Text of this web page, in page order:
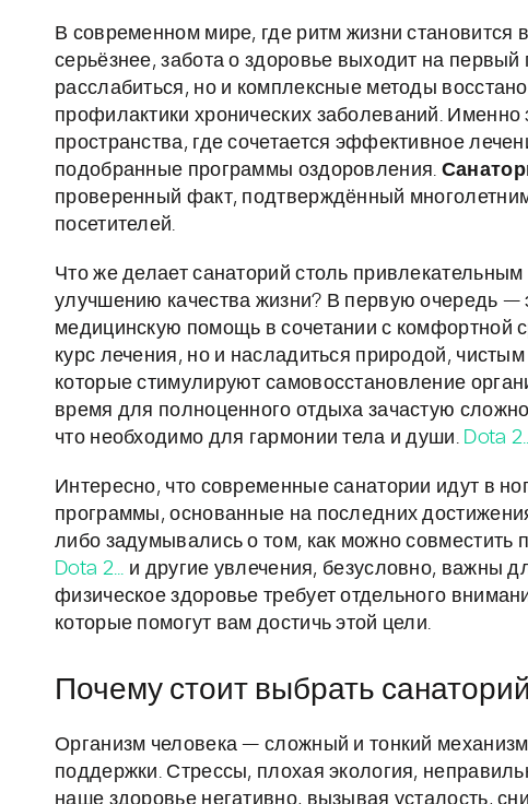
В современном мире, где ритм жизни становится
серьёзнее, забота о здоровье выходит на
расслабиться, но и комплексные методы
профилактики хронических заболеваний.
пространства, где сочетается эффективное
подобранные программы оздоровления.
проверенный факт, подтверждённый
посетителей.
Что же делает санаторий столь
улучшению качества жизни? В первую очередь
медицинскую помощь в сочетании с комфортной
курс лечения, но и насладиться природой,
которые стимулируют самовосстановление
время для полноценного отдыха зачастую
что необходимо для гармонии тела и души. Dota
Интересно, что современные санатории идут в
программы, основанные на последних
либо задумывались о том, как можно совместить
Dota 2... и другие увлечения, безусловно, важны
физическое здоровье требует отдельного
которые помогут вам достичь этой цели.
Почему стоит выбрать
Организм человека — сложный и тонкий
поддержки. Стрессы, плохая экология,